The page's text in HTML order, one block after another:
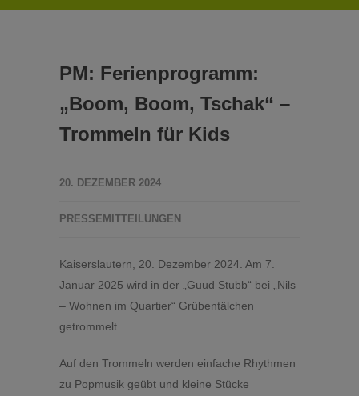
PM: Ferienprogramm:
„Boom, Boom, Tschak“ –
Trommeln für Kids
20. DEZEMBER 2024
PRESSEMITTEILUNGEN
Kaiserslautern, 20. Dezember 2024. Am 7.
Januar 2025 wird in der „Guud Stubb“ bei „Nils
– Wohnen im Quartier“ Grübentälchen
getrommelt.
Auf den Trommeln werden einfache Rhythmen
zu Popmusik geübt und kleine Stücke